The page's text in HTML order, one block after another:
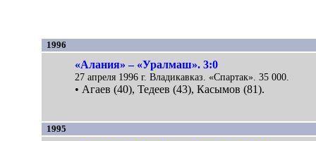
1996
«Алания» – «Уралмаш». 3:0
27 апреля 1996 г. Владикавказ. «Спартак». 35 000.
• Агаев (40), Тедеев (43), Касымов (81).
1995